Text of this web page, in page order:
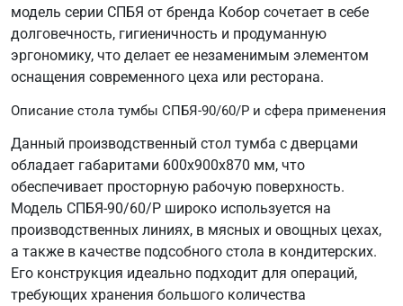
модель серии СПБЯ от бренда Кобор сочетает в себе
долговечность, гигиеничность и продуманную
эргономику, что делает ее незаменимым элементом
оснащения современного цеха или ресторана.
Описание стола тумбы СПБЯ-90/60/Р и сфера применения
Данный производственный стол тумба с дверцами
обладает габаритами 600х900х870 мм, что
обеспечивает просторную рабочую поверхность.
Модель СПБЯ-90/60/Р широко используется на
производственных линиях, в мясных и овощных цехах,
а также в качестве подсобного стола в кондитерских.
Его конструкция идеально подходит для операций,
требующих хранения большого количества